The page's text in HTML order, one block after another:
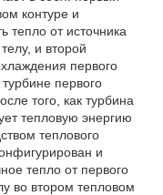
контуре и
тепло от источника
и второй
первого
первого
того, как турбина
тепловую энергию
теплового
и
тепло от первого
во втором тепловом